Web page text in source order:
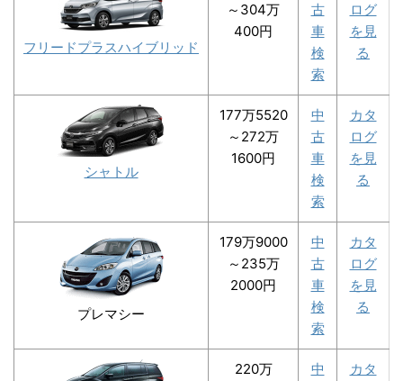
フリードプラスハイブリッド
～304万
400円
古
車
検
索
ログ
を見
る
シャトル
177万5520
～272万
1600円
中
古
車
検
索
カタ
ログ
を見
る
プレマシー
179万9000
～235万
2000円
中
古
車
検
索
カタ
ログ
を見
る
220万
中
カタ